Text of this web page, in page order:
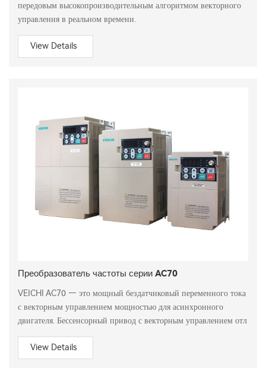
передовым высокопроизводительным алгоритмом векторного
управления в реальном времени.
View Details
Преобразователь частоты серии AC70
VEICHI AC70 — это мощный бездатчиковый переменного тока
с векторным управлением мощностью для асинхронного
двигателя. Бессенсорный привод с векторным управлением отл
View Details